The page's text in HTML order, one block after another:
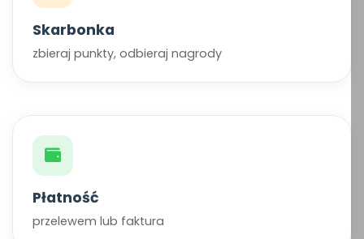
Skarbonka
zbieraj punkty, odbieraj nagrody
Płatność
przelewem lub faktura